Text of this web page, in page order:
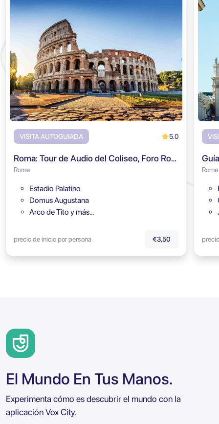
VISITA AUTOGUIADA 5.0
Roma: Tour de Audio del Coliseo, Foro Romano y Monte Palatino
Rome
Estadio Palatino
Domus Augustana
Arco de Tito y más…
precio de inicio por persona €3,50
Rome
El Mundo En Tus Manos.
Experimenta cómo es descubrir el mundo con la
aplicación Vox City.